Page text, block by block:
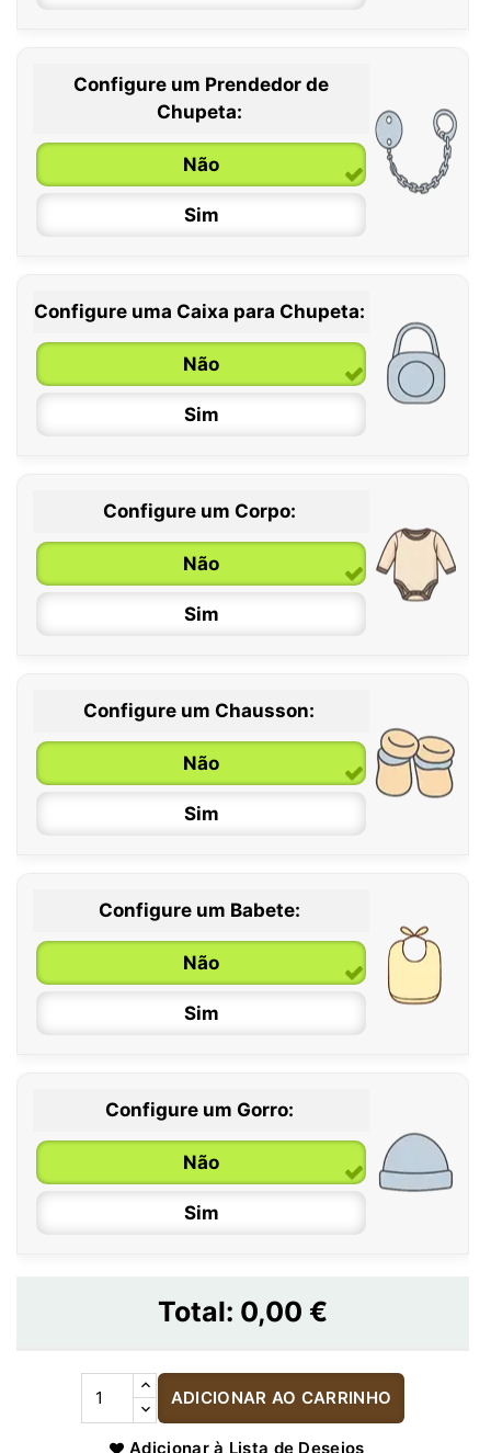
0 / 6 meses
6 / 36 meses
Configure um Prendedor de
Chupeta:
Não
Sim
Configure uma Caixa para Chupeta:
Não
Sim
Configure um Corpo:
Não
Sim
0 / 6 meses
6 / 12 meses
12 / 18 meses
Configure um Chausson:
Não
Sim
Configure um Babete:
Não
Sim
Configure um Gorro:
Não
Sim
Total: 0,00 €
ADICIONAR AO CARRINHO
Adicionar à Lista de Desejos